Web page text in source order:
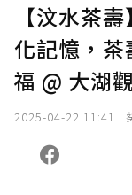
【汶水茶
化記憶，
福 @ 大湖
2025-04-22 11:41